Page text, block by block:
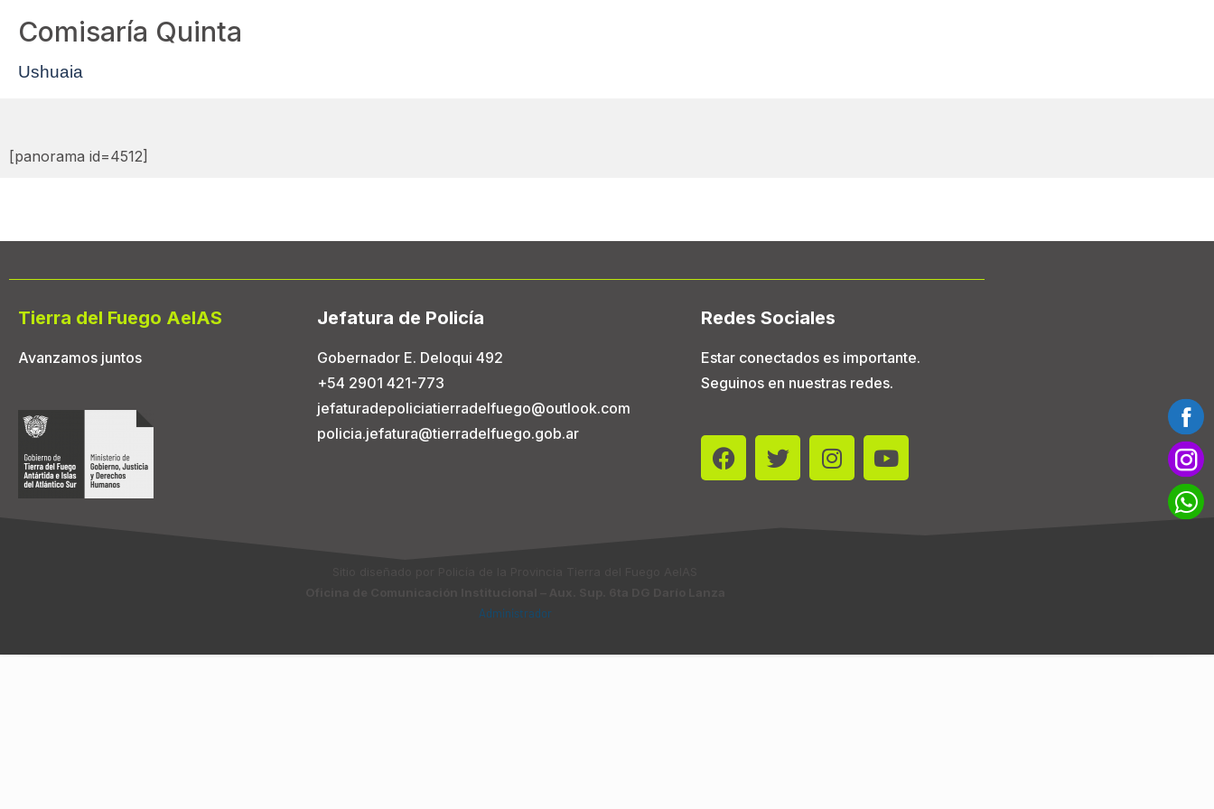
Comisaría Quinta
Ushuaia
[panorama id=4512]
Tierra del Fuego AeIAS
Avanzamos juntos
Jefatura de Policía
Gobernador E. Deloqui 492
+54 2901 421-773
jefaturadepoliciatierradelfuego@outlook.com
policia.jefatura@tierradelfuego.gob.ar
Redes Sociales
Estar conectados es importante.
Seguinos en nuestras redes.
Administrador